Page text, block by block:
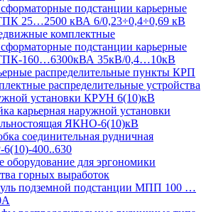
подстанции карьерные
25…2500 кВА 6/0,23÷0,4÷0,69 кВ
комплектные
подстанции карьерные
160…6300кВА 35кВ/0,4…10кВ
распределительные пункты КРП
распределительные устройства
установки КРУН 6(10)кВ
карьерная наружной установки
ЯКНО-6(10)кВ
соединительная рудничная
400..630
оборудование для эргономики
горных выработок
подземной подстанции МПП 100 …